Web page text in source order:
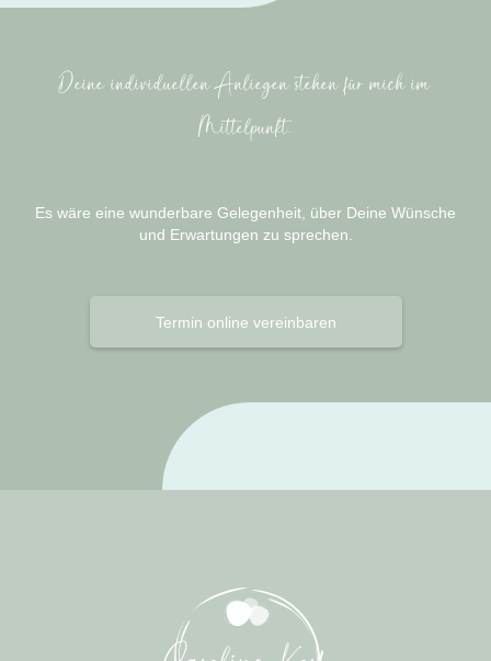
Deine individuellen Anliegen stehen für mich im
Mittelpunkt.
Es wäre eine wunderbare Gelegenheit, über Deine Wünsche
und Erwartungen zu sprechen.
Termin online vereinbaren